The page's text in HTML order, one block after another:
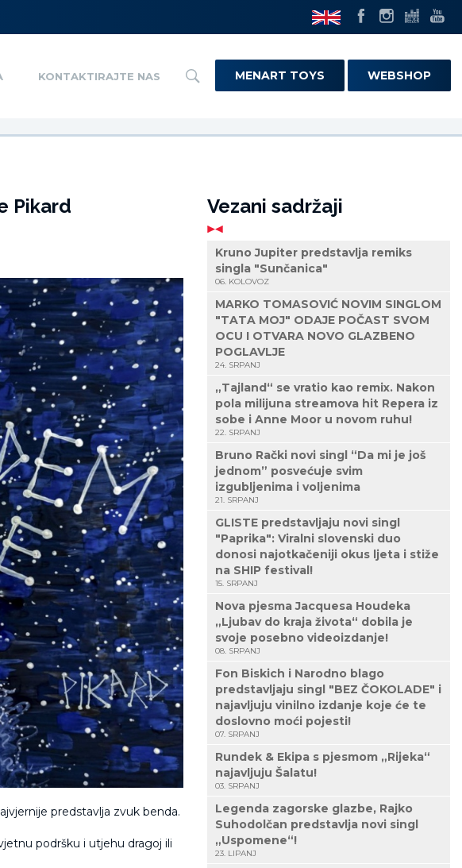
KONTAKTIRAJTE NAS MENART TOYS WEBSHOP
Pikard
predstavlja zvuk benda.
podršku i utjehu dragoj ili
Vezani sadržaji
Kruno Jupiter predstavlja remiks
singla "Sunčanica"
06. KOLOVOZ
MARKO TOMASOVIĆ NOVIM SINGLOM
"TATA MOJ" ODAJE POČAST SVOM
OCU I OTVARA NOVO GLAZBENO
POGLAVLJE
24. SRPANJ
„Tajland“ se vratio kao remix. Nakon
pola milijuna streamova hit Repera iz
sobe i Anne Moor u novom ruhu!
22. SRPANJ
Bruno Rački novi singl “Da mi je još
jednom” posvećuje svim
izgubljenima i voljenima
21. SRPANJ
GLISTE predstavljaju novi singl
"Paprika": Viralni slovenski duo
donosi najotkačeniji okus ljeta i stiže
na SHIP festival!
15. SRPANJ
Nova pjesma Jacquesa Houdeka
„Ljubav do kraja života“ dobila je
svoje posebno videoizdanje!
08. SRPANJ
Fon Biskich i Narodno blago
predstavljaju singl "BEZ ČOKOLADE" i
najavljuju vinilno izdanje koje će te
doslovno moći pojesti!
07. SRPANJ
Rundek & Ekipa s pjesmom „Rijeka“
najavljuju Šalatu!
03. SRPANJ
Legenda zagorske glazbe, Rajko
Suhodolčan predstavlja novi singl
„Uspomene“!
23. LIPANJ